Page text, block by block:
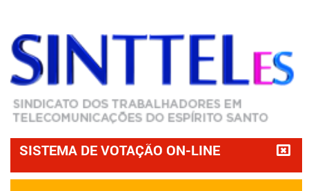
SISTEMA DE VOTAÇÃO ON-LINE